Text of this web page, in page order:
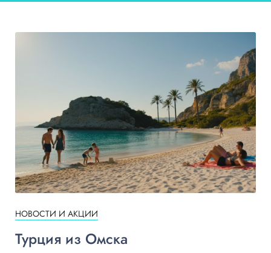
НОВОСТИ И АКЦИИ
Турция из Омска